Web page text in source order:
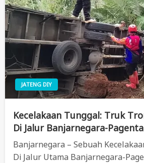
JATENG DIY
Kecelakaan Tunggal: Truk
Di Jalur Banjarnegara-
Banjarnegara – Sebuah
Di Jalur Utama Banjarnegara-